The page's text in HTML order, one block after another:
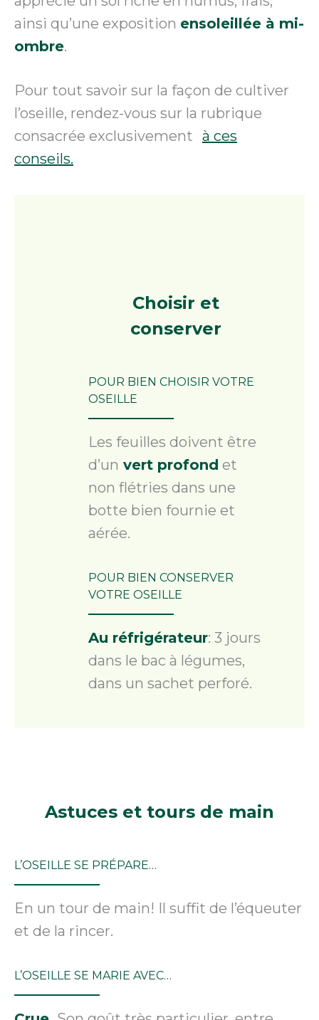
ainsi qu’une exposition ensoleillée à mi-
ombre.
Pour tout savoir sur la façon de cultiver
l’oseille, rendez-vous sur la rubrique
consacrée exclusivement à ces
conseils.
Choisir et
conserver
POUR BIEN CHOISIR VOTRE
OSEILLE
Les feuilles doivent être
d’un vert profond et
non flétries dans une
botte bien fournie et
aérée.
POUR BIEN CONSERVER
VOTRE OSEILLE
Au réfrigérateur: 3 jours
dans le bac à légumes,
dans un sachet perforé.
Astuces et tours de main
L’OSEILLE SE PRÉPARE…
En un tour de main! Il suffit de l’équeuter
et de la rincer.
L’OSEILLE SE MARIE AVEC…